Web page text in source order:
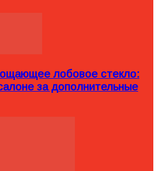
лобовое стекло:
за дополнительные